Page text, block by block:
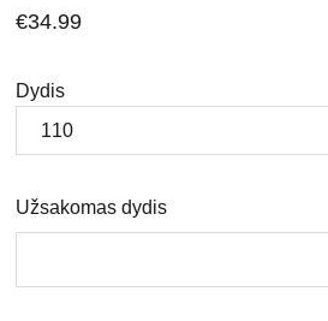
€34.99
Dydis
Užsakomas dydis